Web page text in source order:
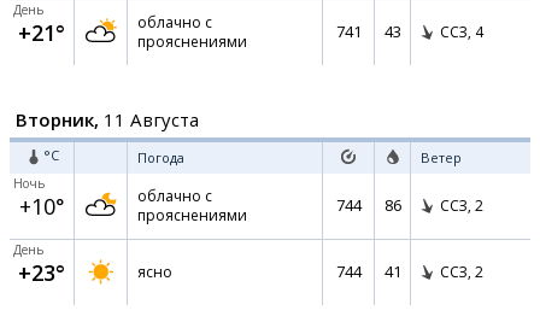
День
+21°
облачно с
прояснениями
741 43 ССЗ, 4
Вторник, 11 Августа
°C Погода Ветер
Ночь
+10°
облачно с
прояснениями
744 86 ССЗ, 2
День
+23° ясно 744 41 ССЗ, 2